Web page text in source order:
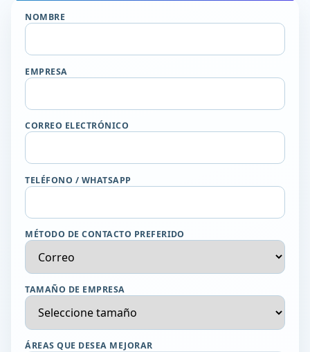
NOMBRE
EMPRESA
CORREO ELECTRÓNICO
TELÉFONO / WHATSAPP
MÉTODO DE CONTACTO PREFERIDO
TAMAÑO DE EMPRESA
ÁREAS QUE DESEA MEJORAR